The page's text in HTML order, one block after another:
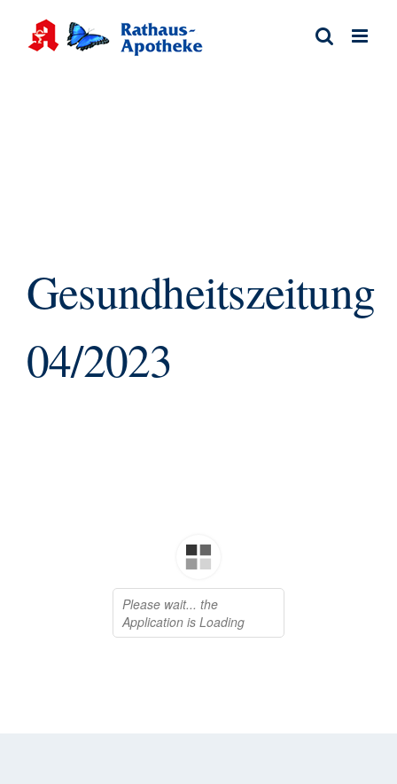
Inhalt
Gesundheitszeitung
04/2023